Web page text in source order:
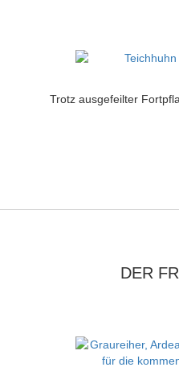
Trotz ausgefeilter
DER